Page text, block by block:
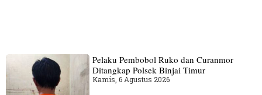
Pelaku Pembobol Ruko dan Curanmor
Ditangkap Polsek Binjai Timur
Kamis, 6 Agustus 2026